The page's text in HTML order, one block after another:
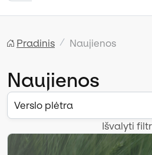
Pradinis Naujienos
Naujienos
Verslo plėtra
Išvalyti